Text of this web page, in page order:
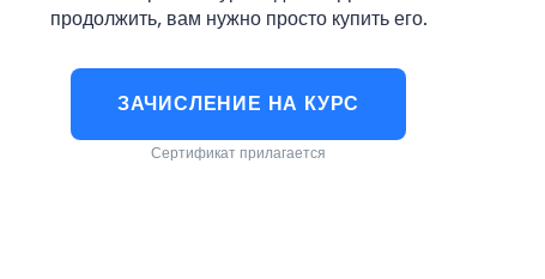
продолжить, вам нужно просто купить его.
ЗАЧИСЛЕНИЕ НА КУРС
Сертификат прилагается